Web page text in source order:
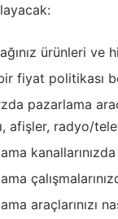
ürünleri
fiyat politikası
pazarlama
afişler, radyo/
araçlarınızı